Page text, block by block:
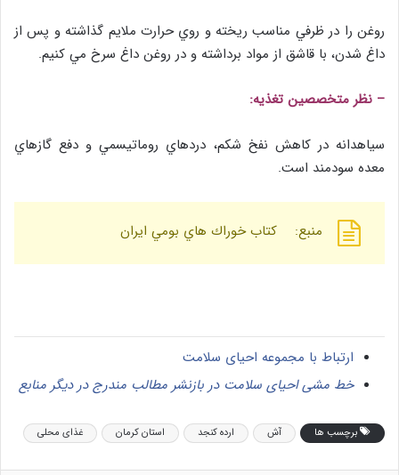
روغن را در ظرفي مناسب ريخته و روي حرارت ملايم گذاشته و پس از
داغ شدن، با قاشق از مواد برداشته و در روغن داغ سرخ مي كنيم.
– نظر متخصصين تغذيه:
سياهدانه در كاهش نفخ شكم، دردهاي روماتيسمي و دفع گازهاي
معده سودمند است.
منبع: كتاب خوراك هاي بومي ايران
ارتباط با مجموعه احیای سلامت
خط مشی احیای سلامت در بازنشر مطالب مندرج در دیگر منابع
برچسب ها آش ارده کنجد استان کرمان غذای محلی